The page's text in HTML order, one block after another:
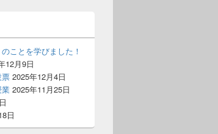
ことを学びました！
12月9日
2025年12月4日
2025年11月25日
日